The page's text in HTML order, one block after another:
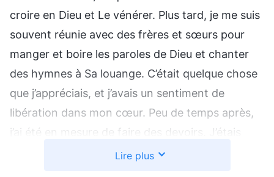
croire en Dieu et Le vénérer. Plus tard, je me suis
souvent réunie avec des frères et sœurs pour
manger et boire les paroles de Dieu et chanter
des hymnes à Sa louange. C’était quelque chose
que j’appréciais, et j’avais un sentiment de
libération dans mon cœur. Peu de temps après,
j’ai été en mesure de faire des devoirs. J’étais
responsable des réunions de trois groupes. À
Lire plus